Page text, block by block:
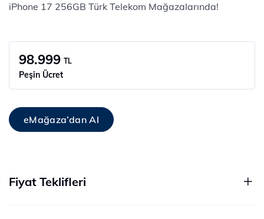
iPhone 17 256GB Türk Telekom Mağazalarında!
98.999 TL
Peşin Ücret
eMağaza’dan Al
Fiyat Teklifleri